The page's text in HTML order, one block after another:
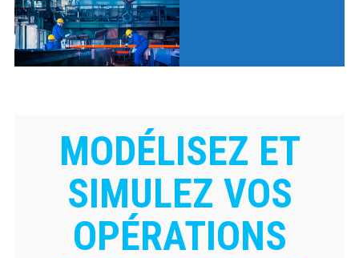
MODÉLISEZ ET
SIMULEZ VOS
OPÉRATIONS